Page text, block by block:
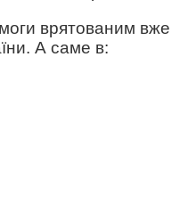
врятованим вже
А саме в: